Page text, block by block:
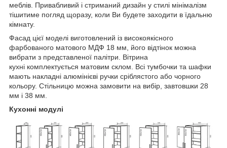
меблів. Привабливий і стриманий дизайн у стилі мінімалізм
тішитиме погляд щоразу, коли Ви будете заходити в їдальню
кімнату.
Фасад цієї моделі виготовлений із високоякісного
фарбованого матового МДФ 18 мм, його відтінок можна
вибрати з представленої палітри. Вітрина
кухні комплектується матовим склом. Всі тумбочки та шафки
мають накладні алюмінієві ручки сріблястого або чорного
кольору. Стільницю можна замовити на вибір, завтовшки 28
мм і 38 мм.
Кухонні модулі